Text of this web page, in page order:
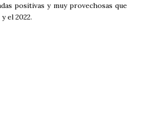
positivas y muy provechosas que
el 2022.